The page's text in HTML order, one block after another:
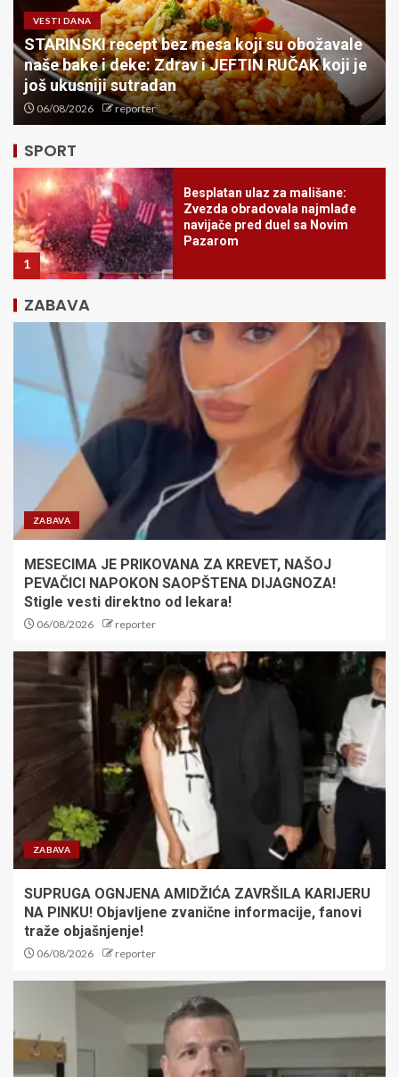
VESTI DANA
STARINSKI recept bez mesa koji su obožavale
naše bake i deke: Zdrav i JEFTIN RUČAK koji je
još ukusniji sutradan
06/08/2026 reporter
SPORT
SKI SVET U NEVERICI:
Olimpijska šampionka rekla
zbogom stazama
1
Besplatan ulaz za mališane:
Zvezda obradovala najmlađe
navijače pred duel sa Novim
Pazarom
2
Fudbaler ubio pešaka: Igrači Sao
Paula se ilegalno trkali?!
3
Jokić potpisao za Denver
4
FK Crvena zvezda: Od petka na
blagajnama ulaznice za Novi
Pazar i Hapoel Ber Ševu
SKI SVET U NEVERICI:
Olimpijska šampionka rekla
zbogom stazama
Besplatan ulaz za mališane:
Zvezda obradovala najmlađe
navijače pred duel sa Novim
Pazarom
Jokić potpisao za Denver
ZABAVA
ZABAVA
MESECIMA JE PRIKOVANA ZA KREVET, NAŠOJ
PEVAČICI NAPOKON SAOPŠTENA DIJAGNOZA!
Stigle vesti direktno od lekara!
06/08/2026 reporter
ZABAVA
SUPRUGA OGNJENA AMIDŽIĆA ZAVRŠILA KARIJERU
NA PINKU! Objavljene zvanične informacije, fanovi
traže objašnjenje!
06/08/2026 reporter